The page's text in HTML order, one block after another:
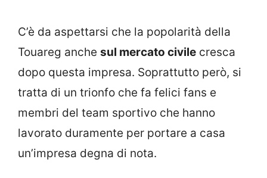
C’è da aspettarsi che la popolarità della
Touareg anche sul mercato civile cresca
dopo questa impresa. Soprattutto però, si
tratta di un trionfo che fa felici fans e
membri del team sportivo che hanno
lavorato duramente per portare a casa
un’impresa degna di nota.